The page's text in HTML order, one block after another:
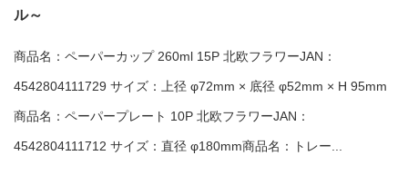
ル～
商品名：ペーパーカップ 260ml 15P 北欧フラワーJAN：
4542804111729 サイズ：上径 φ72mm × 底径 φ52mm × H 95mm
商品名：ペーパープレート 10P 北欧フラワーJAN：
4542804111712 サイズ：直径 φ180mm商品名：トレー...